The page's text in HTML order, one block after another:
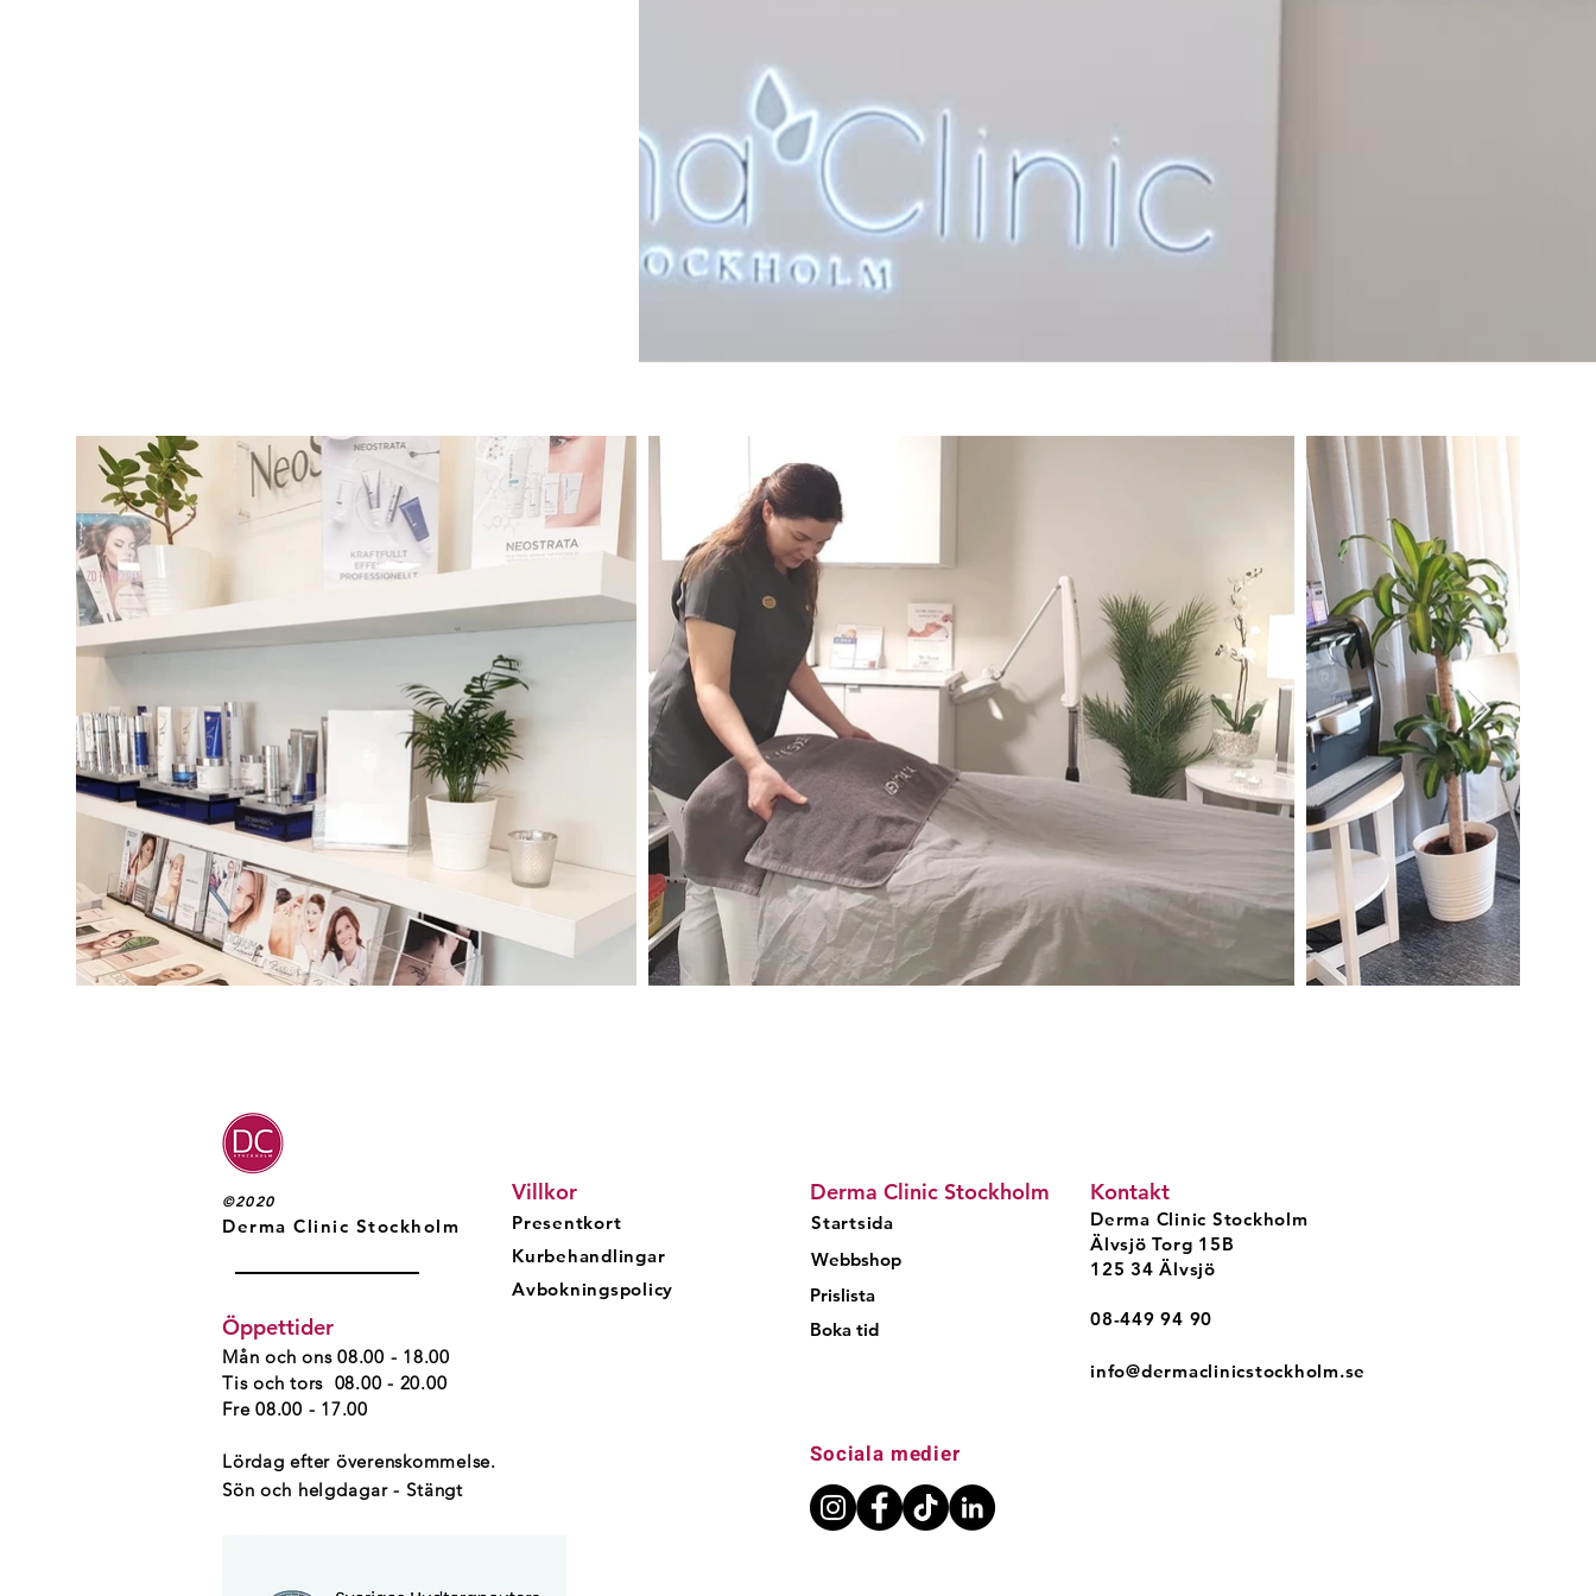
©2020
Derma Clinic Stockholm
Öppettider
Mån och ons 08.00 - 18.00
Tis och tors 08.00 - 20.00
Fre 08.00 - 17.00
Lördag efter överenskommelse.
Sön och helgdagar - Stängt
Villkor
Presentkort
Kurbehandlingar
Avbokningspolicy
Derma Clinic Stockholm
Startsida
Webbshop
Prislista
Boka tid
Sociala medier
Kontakt
Derma Clinic Stockholm
Älvsjö Torg 15B
125 34 Älvsjö
08-449 94 90
info@dermaclinicstockholm.se